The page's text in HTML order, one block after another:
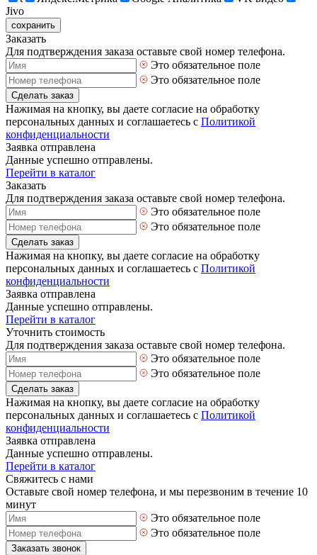
Jivo
сохранить
Заказать
Для подтверждения заказа оставьте свой номер телефона.
Это обязательное поле
Это обязательное поле
Сделать заказ
Нажимая на кнопку, вы даете согласие на обработку
персональных данных и соглашаетесь с Политикой
конфиденциальности
Заявка отправлена
Данные успешно отправлены.
Перейти в каталог
Заказать
Для подтверждения заказа оставьте свой номер телефона.
Это обязательное поле
Это обязательное поле
Сделать заказ
Нажимая на кнопку, вы даете согласие на обработку
персональных данных и соглашаетесь с Политикой
конфиденциальности
Заявка отправлена
Данные успешно отправлены.
Перейти в каталог
Уточнить стоимость
Для подтверждения заказа оставьте свой номер телефона.
Это обязательное поле
Это обязательное поле
Сделать заказ
Нажимая на кнопку, вы даете согласие на обработку
персональных данных и соглашаетесь с Политикой
конфиденциальности
Заявка отправлена
Данные успешно отправлены.
Перейти в каталог
Свяжитесь с нами
Оставьте свой номер телефона, и мы перезвоним в течение 10
минут
Это обязательное поле
Это обязательное поле
Заказать звонок